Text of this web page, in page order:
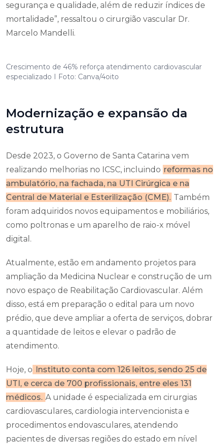
segurança e qualidade, além de reduzir índices de
mortalidade”, ressaltou o cirurgião vascular Dr.
Marcelo Mandelli.
Crescimento de 46% reforça atendimento cardiovascular
especializado I Foto: Canva/4oito
Modernização e expansão da
estrutura
Desde 2023, o Governo de Santa Catarina vem
realizando melhorias no ICSC, incluindo reformas no
ambulatório, na fachada, na UTI Cirúrgica e na
Central de Material e Esterilização (CME). Também
foram adquiridos novos equipamentos e mobiliários,
como poltronas e um aparelho de raio-x móvel
digital.
Atualmente, estão em andamento projetos para
ampliação da Medicina Nuclear e construção de um
novo espaço de Reabilitação Cardiovascular. Além
disso, está em preparação o edital para um novo
prédio, que deve ampliar a oferta de serviços, dobrar
a quantidade de leitos e elevar o padrão de
atendimento.
Hoje, o
Instituto conta com 126 leitos, sendo 25 de
UTI, e cerca de 700 profissionais, entre eles 131
médicos. A unidade é especializada em cirurgias
cardiovasculares, cardiologia intervencionista e
procedimentos endovasculares, atendendo
pacientes de diversas regiões do estado em nível